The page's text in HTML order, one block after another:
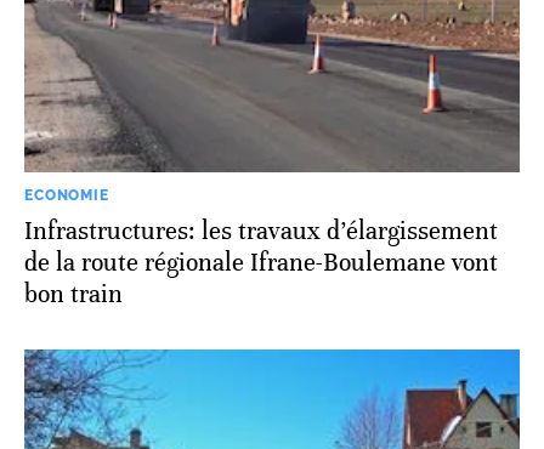
ECONOMIE
Infrastructures: les travaux d’élargissement
de la route régionale Ifrane-Boulemane vont
bon train